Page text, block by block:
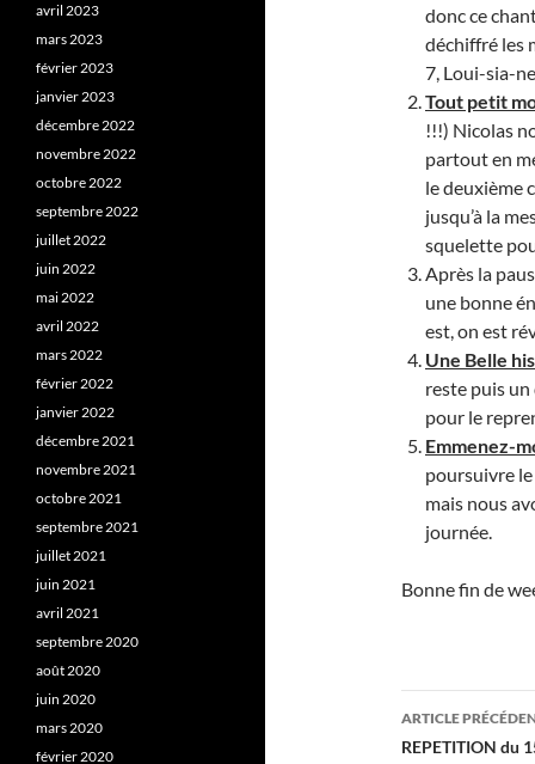
donc ce
déchiffré les
7, Loui-sia-
Tout petit
!!!) Nicolas
partout en
le deuxième
jusqu’à la
squelette
Après la
une bonne
est, on est
Une Belle
reste puis
pour le
Emmenez-
poursuivre le
mais nous
journée.
Bonne fin de
des
ARTICLE
REPETITION du
avril 2023
mars 2023
février 2023
janvier 2023
décembre 2022
novembre 2022
octobre 2022
septembre 2022
juillet 2022
juin 2022
mai 2022
avril 2022
mars 2022
février 2022
janvier 2022
décembre 2021
novembre 2021
octobre 2021
septembre 2021
juillet 2021
juin 2021
avril 2021
septembre 2020
août 2020
juin 2020
mars 2020
février 2020